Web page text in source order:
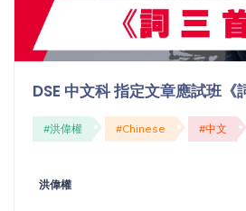
DSE 中文科 指定文章應試班《
#洪偉權 #Chinese #中文
洪偉權